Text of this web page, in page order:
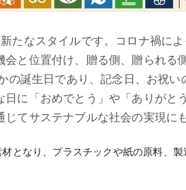
たなスタイルです。コロナ禍に
と位置付け、贈る側、贈られる
誕生日であり、記念日、お祝
に「おめでとう」や「ありが
てサステナブルな社会の実現に
なり、プラスチックや紙の原料、